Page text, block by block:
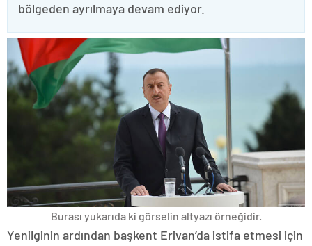
bölgeden ayrılmaya devam ediyor.
Burası yukarıda ki görselin altyazı örneğidir.
Yenilginin ardından başkent Erivan’da istifa etmesi için